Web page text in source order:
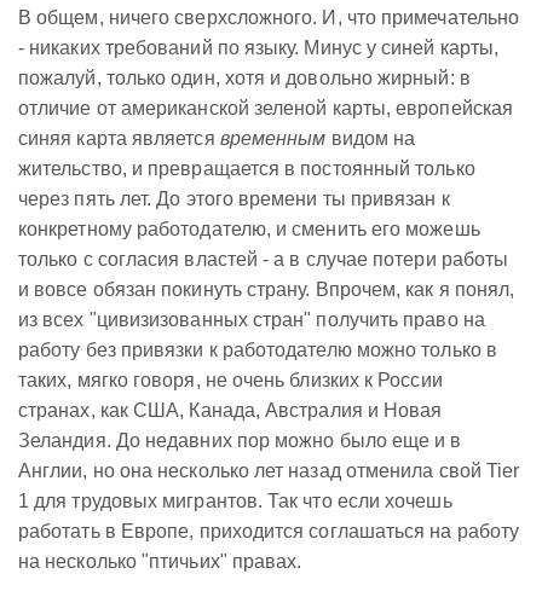
В общем, ничего сверхсложного. И, что примечательно
- никаких требований по языку. Минус у синей карты,
пожалуй, только один, хотя и довольно жирный: в
отличие от американской зеленой карты, европейская
синяя карта является временным видом на
жительство, и превращается в постоянный только
через пять лет. До этого времени ты привязан к
конкретному работодателю, и сменить его можешь
только с согласия властей - а в случае потери работы
и вовсе обязан покинуть страну. Впрочем, как я понял,
из всех "цивизизованных стран" получить право на
работу без привязки к работодателю можно только в
таких, мягко говоря, не очень близких к России
странах, как США, Канада, Австралия и Новая
Зеландия. До недавних пор можно было еще и в
Англии, но она несколько лет назад отменила свой Tier
1 для трудовых мигрантов. Так что если хочешь
работать в Европе, приходится соглашаться на работу
на несколько "птичьих" правах.